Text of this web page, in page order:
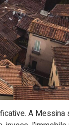
A Messina